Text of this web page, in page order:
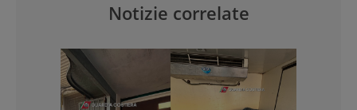
Notizie correlate